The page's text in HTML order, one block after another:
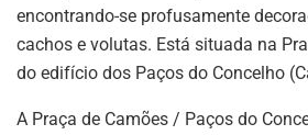
encontrando-se profusamente
cachos e volutas. Está situada na
do edifício dos Paços do Concelho
A Praça de Camões / Paços do